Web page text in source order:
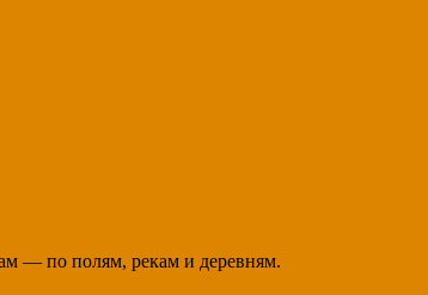
— по полям, рекам и деревням.